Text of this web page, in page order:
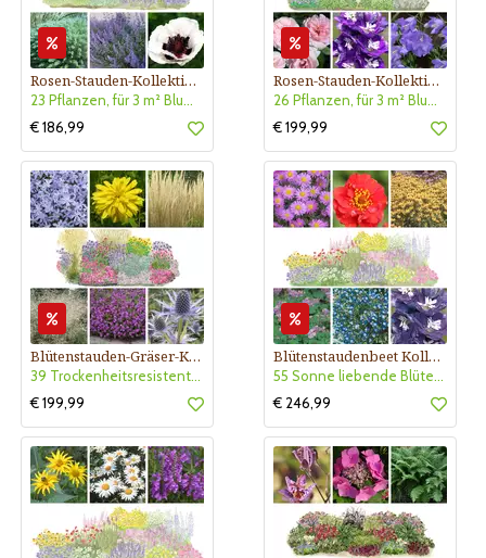
Rosen-Stauden-Kollektion Nr. 610
23 Pflanzen, für 3 m² Blumenbeet, Blühend Mai - Oktober
€ 186,99
Rosen-Stauden-Kollektion Nr. 600
26 Pflanzen, für 3 m² Blumenbeet, duftend - öfterblühend
€ 199,99
Blütenstauden-Gräser-Kollektion Nr. 550
39 Trockenheitsresistente Pflanzen für 4,5 m² sonniges Blumenbeet
€ 199,99
Blütenstaudenbeet Kollektion Nr. 505
55 Sonne liebende Blütenstauden - 5m² Beet mit Pflanzplan
€ 246,99